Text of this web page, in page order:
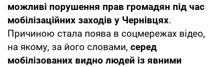
можливі порушення прав громадян під час
мобілізаційних заходів у Чернівцях.
Причиною стала поява в соцмережах відео,
на якому, за його словами, серед
мобілізованих видно людей із явними